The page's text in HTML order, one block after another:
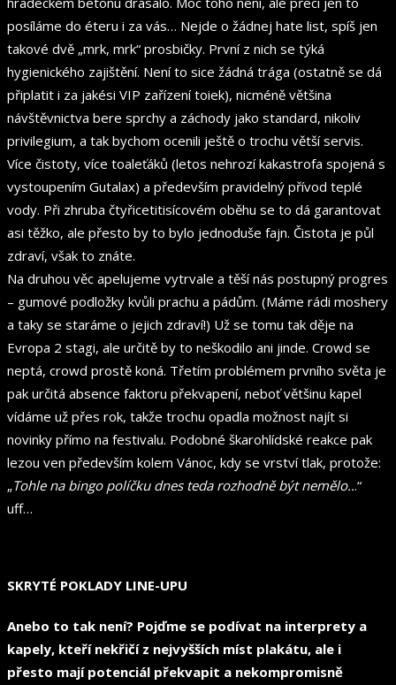
posíláme do éteru i za vás… Nejde o žádnej hate list, spíš jen
takové dvě „mrk, mrk“ prosbičky. První z nich se týká
hygienického zajištění. Není to sice žádná trága (ostatně se dá
připlatit i za jakési VIP zařízení toiek), nicméně většina
návštěvnictva bere sprchy a záchody jako standard, nikoliv
privilegium, a tak bychom ocenili ještě o trochu větší servis.
Více čistoty, více toaleťáků (letos nehrozí kakastrofa spojená s
vystoupením Gutalax) a především pravidelný přívod teplé
vody. Při zhruba čtyřicetitisícovém oběhu se to dá garantovat
asi těžko, ale přesto by to bylo jednoduše fajn. Čistota je půl
zdraví, však to znáte.
Na druhou věc apelujeme vytrvale a těší nás postupný progres
– gumové podložky kvůli prachu a pádům. (Máme rádi moshery
a taky se staráme o jejich zdraví!) Už se tomu tak děje na
Evropa 2 stagi, ale určitě by to neškodilo ani jinde. Crowd se
neptá, crowd prostě koná. Třetím problémem prvního světa je
pak určitá absence faktoru překvapení, neboť většinu kapel
vídáme už přes rok, takže trochu opadla možnost najít si
novinky přímo na festivalu. Podobné škarohlídské reakce pak
lezou ven především kolem Vánoc, kdy se vrství tlak, protože:
„Tohle na bingo políčku dnes teda rozhodně být nemělo...“
uff…
SKRYTÉ POKLADY LINE-UPU
Anebo to tak není? Pojďme se podívat na interprety a
kapely, kteří nekřičí z nejvyšších míst plakátu, ale i
přesto mají potenciál překvapit a nekompromisně